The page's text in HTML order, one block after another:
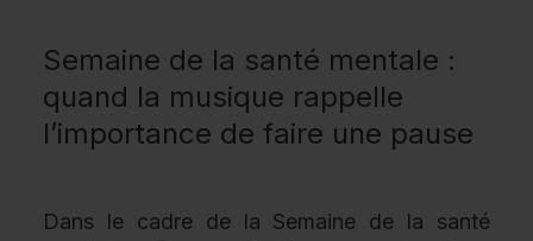
Semaine de la santé mentale :
quand la musique rappelle
l’importance de faire une pause
Dans le cadre de la Semaine de la santé